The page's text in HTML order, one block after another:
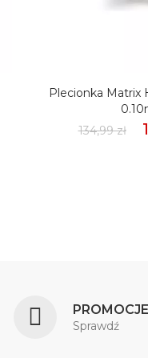
Plecionka Matrix
134,99 zł
Sprawdź